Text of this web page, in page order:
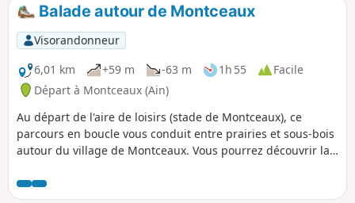
Balade autour de Montceaux
Visorandonneur
6,01 km
+59 m -63 m 1h 55
Facile
Départ à Montceaux (Ain)
Au départ de l'aire de loisirs (stade de Montceaux), ce
parcours en boucle vous conduit entre prairies et sous-bois
autour du village de Montceaux. Vous pourrez découvrir la
moulin à huile.